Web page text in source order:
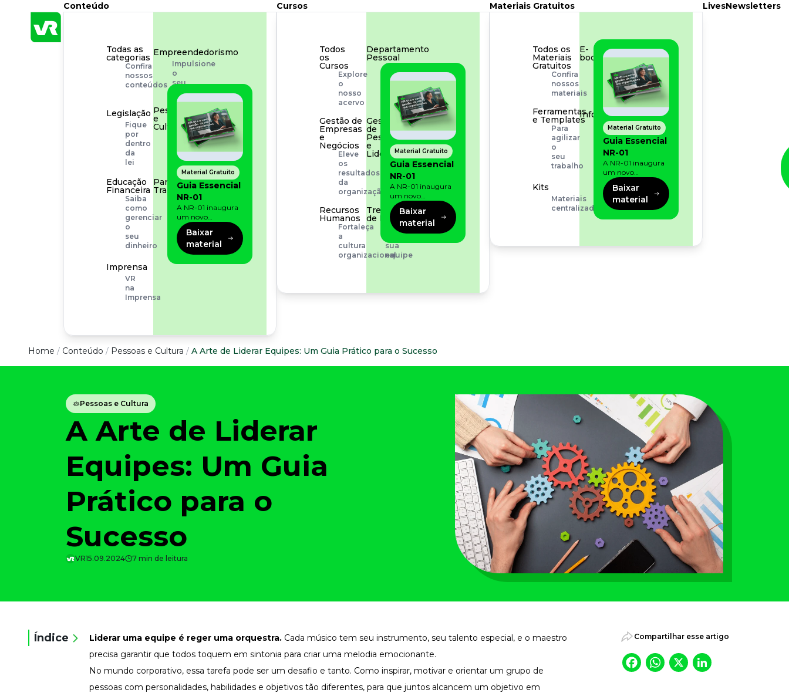
Conteúdo
Todas as
categorias
Confira
nossos
conteúdos
Empreendedorismo
Impulsione
o
seu
negócio
Legislação
Fique
por
dentro
da
lei
Pessoas
e
Cultura
Aprimore
cultura
organizacional
Educação
Financeira
Saiba
como
gerenciar
o
seu
dinheiro
Para o
Trabalhador
Tudo
para
facilitar
rotina
Imprensa
VR
na
Imprensa
Material Gratuito
Guia Essencial
NR-01
A NR-01 inaugura
um novo
momento na
prevenção de riscos:
agora, além dos
fatores físicos e
operacionais, as
Baixar
material
Cursos
Todos
os
Cursos
Explore
o
nosso
acervo
Departamento
Pessoal
Para
simplificar
processos
Gestão de
Empresas
e
Negócios
Eleve
os
resultados
da
organização
Gestão
de
Pessoas
e
Liderança
Capacitação
com
especialistas
Recursos
Humanos
Fortaleça
a
cultura
organizacional
Treinamento
de Produto
Desenvolva
sua
equipe
Material Gratuito
Guia Essencial
NR-01
A NR-01 inaugura
um novo
momento na
prevenção de riscos:
agora, além dos
fatores físicos e
operacionais, as
empresas precisam
olhar também
Baixar
material
Materiais Gratuitos
Todos os
Materiais
Gratuitos
Confira
nossos
materiais
E-
book
Aprofunde
seu
conhecimento
Ferramentas
e Templates
Para
agilizar
o
seu
trabalho
Infográfico
Conteúdo
prático
rápido
Kits
Materiais
centralizados
Material Gratuito
Guia Essencial
NR-01
A NR-01 inaugura
um novo
momento na
prevenção de riscos:
agora, além dos
fatores físicos e
operacionais, as
para os riscos
Baixar
material
LivesNewsletters
Conteúdo
Todas as categorias
Confira nossos conteúdos
Empreendedorismo
Legislação
Fique por dentro da lei
Pessoas e Cultura
Aprimore a cultura organizacional
Educação Financeira
Saiba como gerenciar o seu dinheiro
Para o Trabalhador
Tudo para facilitar a rotina
Cursos
Todos os Cursos
Home / Conteúdo / Pessoas e Cultura / A Arte de Liderar Equipes: Um Guia Prático para o Sucesso
Pessoas e Cultura
A Arte de Liderar
Equipes: Um Guia
Prático para o
Sucesso
VR15.09.2024 7 min de leitura
Índice Liderar uma equipe é reger uma orquestra. Cada músico tem seu instrumento, seu talento especial, e o maestro
precisa garantir que todos toquem em sintonia para criar uma melodia emocionante.
No mundo corporativo, essa tarefa pode ser um desafio e tanto. Como inspirar, motivar e orientar um grupo de
pessoas com personalidades, habilidades e objetivos tão diferentes, para que juntos alcancem um objetivo em
Compartilhar esse artigo
Facebook
WhatsApp
X